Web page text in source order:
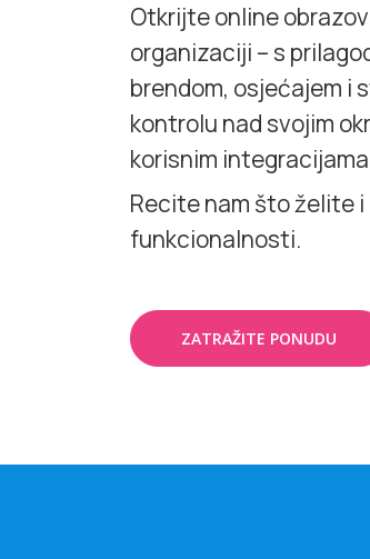
Otkrijte online
organizaciji – s
brendom, osjećajem i
kontrolu nad svojim
korisnim
Recite nam što želite
funkcionalnosti.
ZATRAŽITE PONUDU